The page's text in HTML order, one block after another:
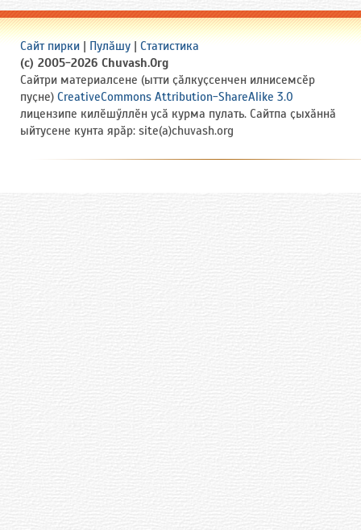
Сайт пирки | Пулӑшу | Статистика
(c) 2005-2026 Chuvash.Org
Сайтри материалсене (ытти ҫӑлкуҫсенчен илнисемсӗр
пуҫне) CreativeCommons Attribution-ShareAlike 3.0
лицензипе килӗшӳллӗн усӑ курма пулать. Сайтпа ҫыхӑннӑ
ыйтусене кунта ярӑр: site(a)chuvash.org